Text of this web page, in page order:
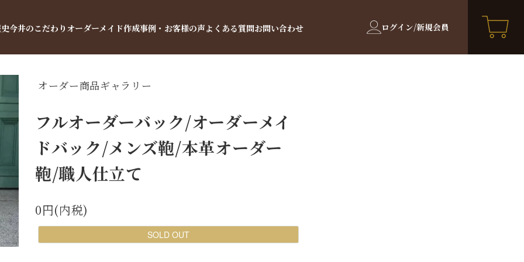
今井のこだわり オーダーメイド作成事例・お客様の声よくある質問お問い合わせ ログイン/新規会員
オーダー商品ギャラリー
フルオーダーバック/オーダーメイ
ドバック/メンズ鞄/本革オーダー
鞄/職人仕立て
0円(内税)
SOLD OUT